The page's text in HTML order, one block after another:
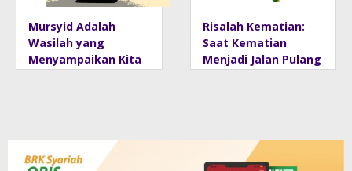
Mursyid Adalah
Wasilah yang
Menyampaikan Kita
Risalah Kematian:
Saat Kematian
Menjadi Jalan Pulang